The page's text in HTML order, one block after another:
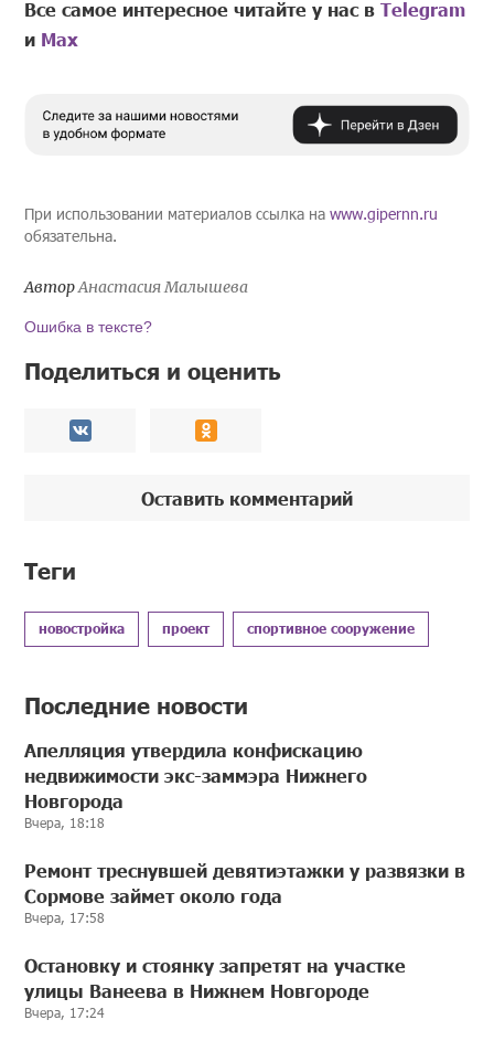
Все самое интересное читайте у нас вTelegram
и Mах
При использовании материалов ссылка наwww.gipernn.ru
обязательна.
АвторАнастасия Малышева
Ошибка в тексте?
Поделиться и оценить
Оставить комментарий
Теги
новостройка проект спортивное сооружение
Последние новости
Апелляция утвердила конфискацию
недвижимости экс-заммэра Нижнего
Новгорода
Вчера, 18:18
Ремонт треснувшей девятиэтажки у развязки в
Сормове займет около года
Вчера, 17:58
Остановку и стоянку запретят на участке
улицы Ванеева в Нижнем Новгороде
Вчера, 17:24